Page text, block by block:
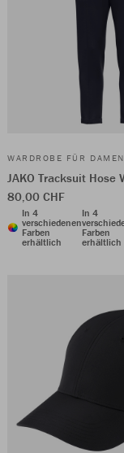
WARDROBE FÜR DAMEN
JAKO Tracksuit Hose
80,00 CHF
In 4
verschiedenen
Farben
erhältlich
In 4
Farben
erhältlich